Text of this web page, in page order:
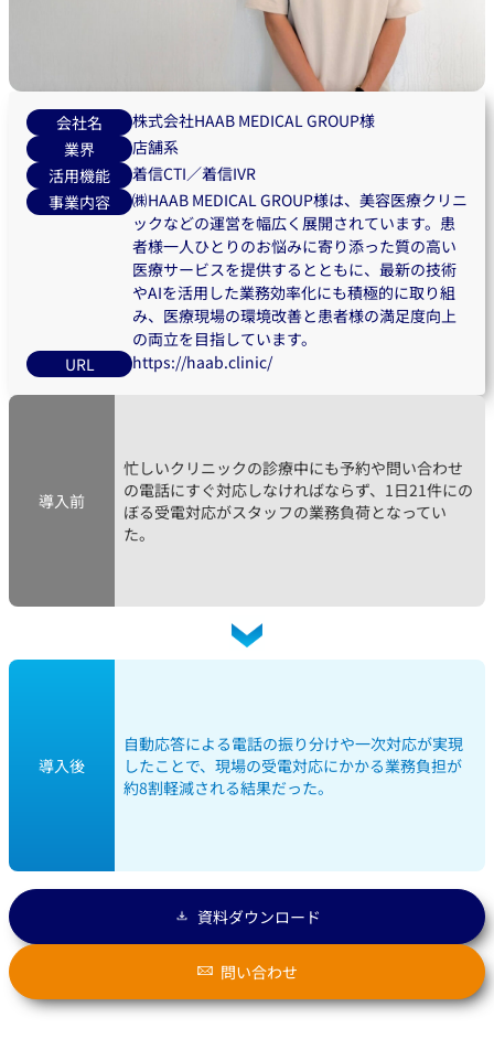
会社名
株式会社HAAB MEDICAL GROUP様
業界
店舗系
活用機能
着信CTI／着信IVR
事業内容
㈱HAAB MEDICAL GROUP様は、美容医療クリニ
ックなどの運営を幅広く展開されています。患
者様一人ひとりのお悩みに寄り添った質の高い
医療サービスを提供するとともに、最新の技術
やAIを活用した業務効率化にも積極的に取り組
み、医療現場の環境改善と患者様の満足度向上
の両立を目指しています。
URL
https://haab.clinic/
導入前
忙しいクリニックの診療中にも予約や問い合わせ
の電話にすぐ対応しなければならず、1日21件にの
ぼる受電対応がスタッフの業務負荷となってい
た。
導入後
自動応答による電話の振り分けや一次対応が実現
したことで、現場の受電対応にかかる業務負担が
約8割軽減される結果だった。
資料ダウンロード
問い合わせ